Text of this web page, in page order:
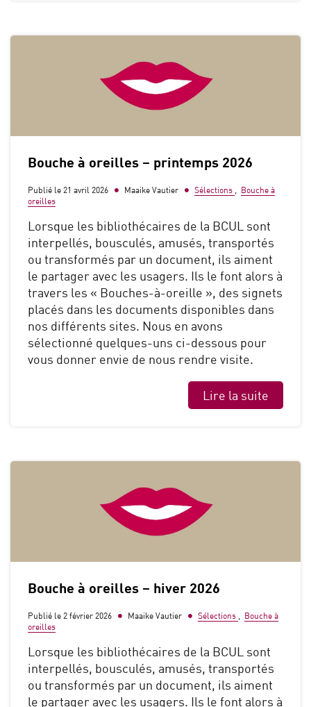
Bouche à oreilles – printemps 2026
Publié le 21 avril 2026 Maaike Vautier Sélections , Bouche à
oreilles
Lorsque les bibliothécaires de la BCUL sont
interpellés, bousculés, amusés, transportés
ou transformés par un document, ils aiment
le partager avec les usagers. Ils le font alors à
travers les « Bouches-à-oreille », des signets
placés dans les documents disponibles dans
nos différents sites. Nous en avons
sélectionné quelques-uns ci-dessous pour
vous donner envie de nous rendre visite.
Lire la suite
Bouche à oreilles – hiver 2026
Publié le 2 février 2026 Maaike Vautier Sélections , Bouche à
oreilles
Lorsque les bibliothécaires de la BCUL sont
interpellés, bousculés, amusés, transportés
ou transformés par un document, ils aiment
le partager avec les usagers. Ils le font alors à